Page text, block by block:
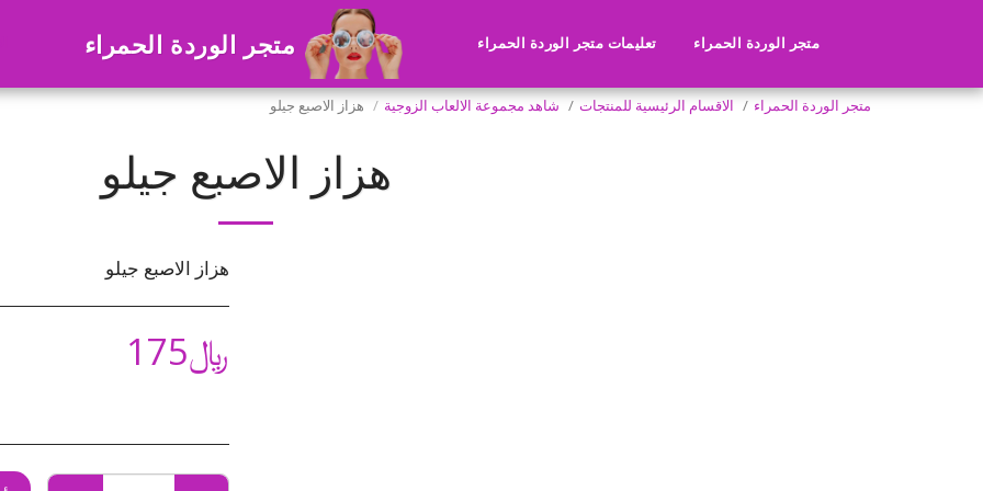
متجر الوردة الحمراء تعليمات متجر الوردة الحمراء متجر الوردة الحمراء
متجر الوردة الحمراء الاقسام الرئيسية للمنتجات شاهد مجموعة الالعاب الزوجية هزاز الاصبع جيلو
هزاز الاصبع جيلو
هزاز الاصبع جيلو
﷼175